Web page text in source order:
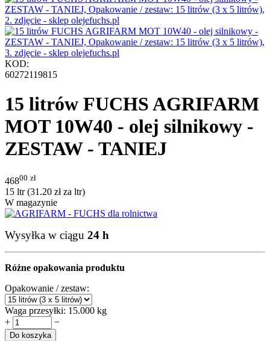
KOD:
60272119815
15 litrów FUCHS AGRIFARM
MOT 10W40 - olej silnikowy -
ZESTAW - TANIEJ
46800 zł
15 ltr (31.20 złza ltr)
W magazynie
Wysyłka w ciągu 24 h
Różne opakowania produktu
Opakowanie / zestaw:
Waga przesyłki: 15.000 kg
+
−
Do koszyka